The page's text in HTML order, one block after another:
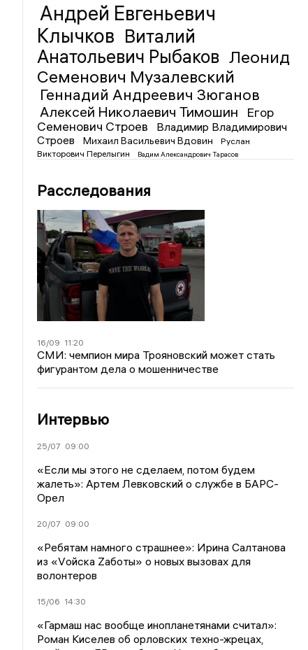
Андрей Евгеньевич
Клычков Виталий
Анатольевич Рыбаков Леонид
Семенович Музалевский
Геннадий Андреевич Зюганов
Алексей Николаевич Тимошин
Егор
Семенович Строев
Владимир Владимирович
Строев
Михаил Васильевич Вдовин
Руслан
Викторович Перелыгин
Вадим Александрович Тарасов
Расследования
16/09 11:20
СМИ: чемпион мира Трояновский может стать
фигурантом дела о мошенничестве
Интервью
25/07 09:00
«Если мы этого не сделаем, потом будем
жалеть»: Артем Левковский о службе в БАРС-
Орел
20/07 09:00
«Ребятам намного страшнее»: Ирина Салтанова
из «Vойска Zаботы» о новых вызовах для
волонтеров
15/06 14:30
«Гармаш нас вообще инопланетянами считал»:
Роман Киселев об орловских техно-жрецах,